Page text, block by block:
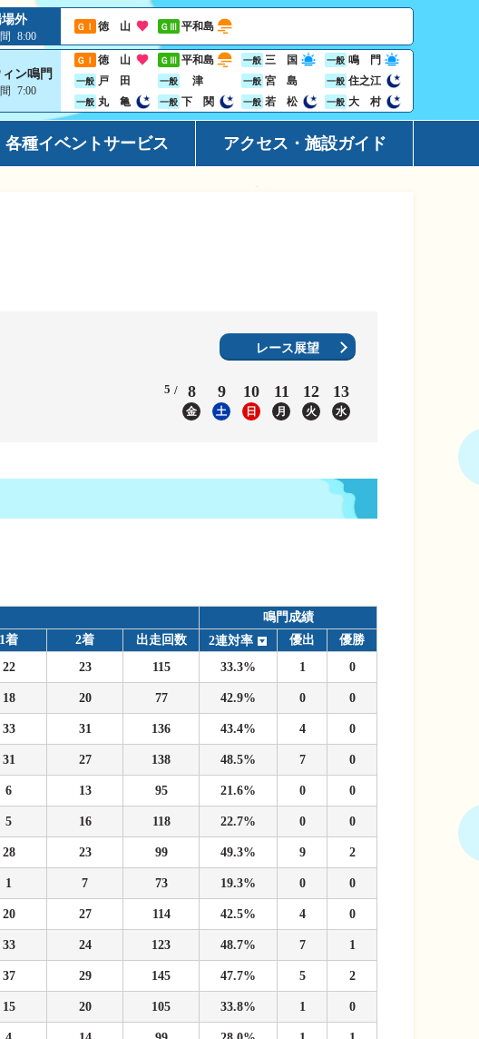
外
8:00
ＧⅠ 徳 山 ＧⅢ 平和島
ン鳴門
7:00
ＧⅠ 徳 山 ＧⅢ 平和島 一般 三 国 一般 鳴 門
一般 戸 田 一般 津 一般 宮 島 一般 住之江
一般 丸 亀 一般 下 関 一般 若 松 一般 大 村
各種イベントサービス アクセス・施設ガイド
5 8
金
9
土
10
日
11
月
12
火
13
水
レース展望
鳴門成績
1着 2着 出走回数 2連対率 優出
優勝
22 23 115 33.3% 1 0
18 20 77 42.9% 0 0
33 31 136 43.4% 4 0
31 27 138 48.5% 7 0
6 13 95 21.6% 0 0
5 16 118 22.7% 0 0
28 23 99 49.3% 9 2
1 7 73 19.3% 0 0
20 27 114 42.5% 4 0
33 24 123 48.7% 7 1
37 29 145 47.7% 5 2
15 20 105 33.8% 1 0